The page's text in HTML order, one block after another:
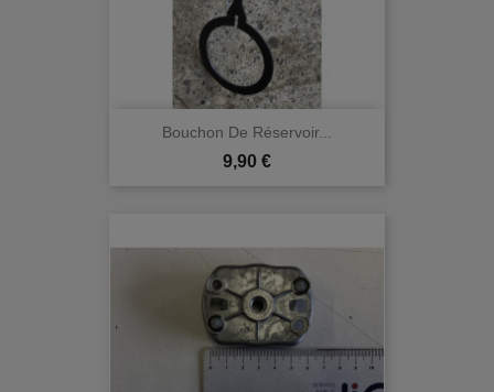
Bouchon De Réservoir...
Prix
9,90 €